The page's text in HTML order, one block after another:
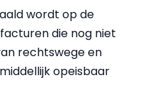
wordt op de
die nog niet
rechtswege en
opeisbaar